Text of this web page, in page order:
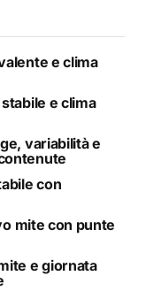
e clima
e clima
variabilità e
con
mite con punte
e giornata